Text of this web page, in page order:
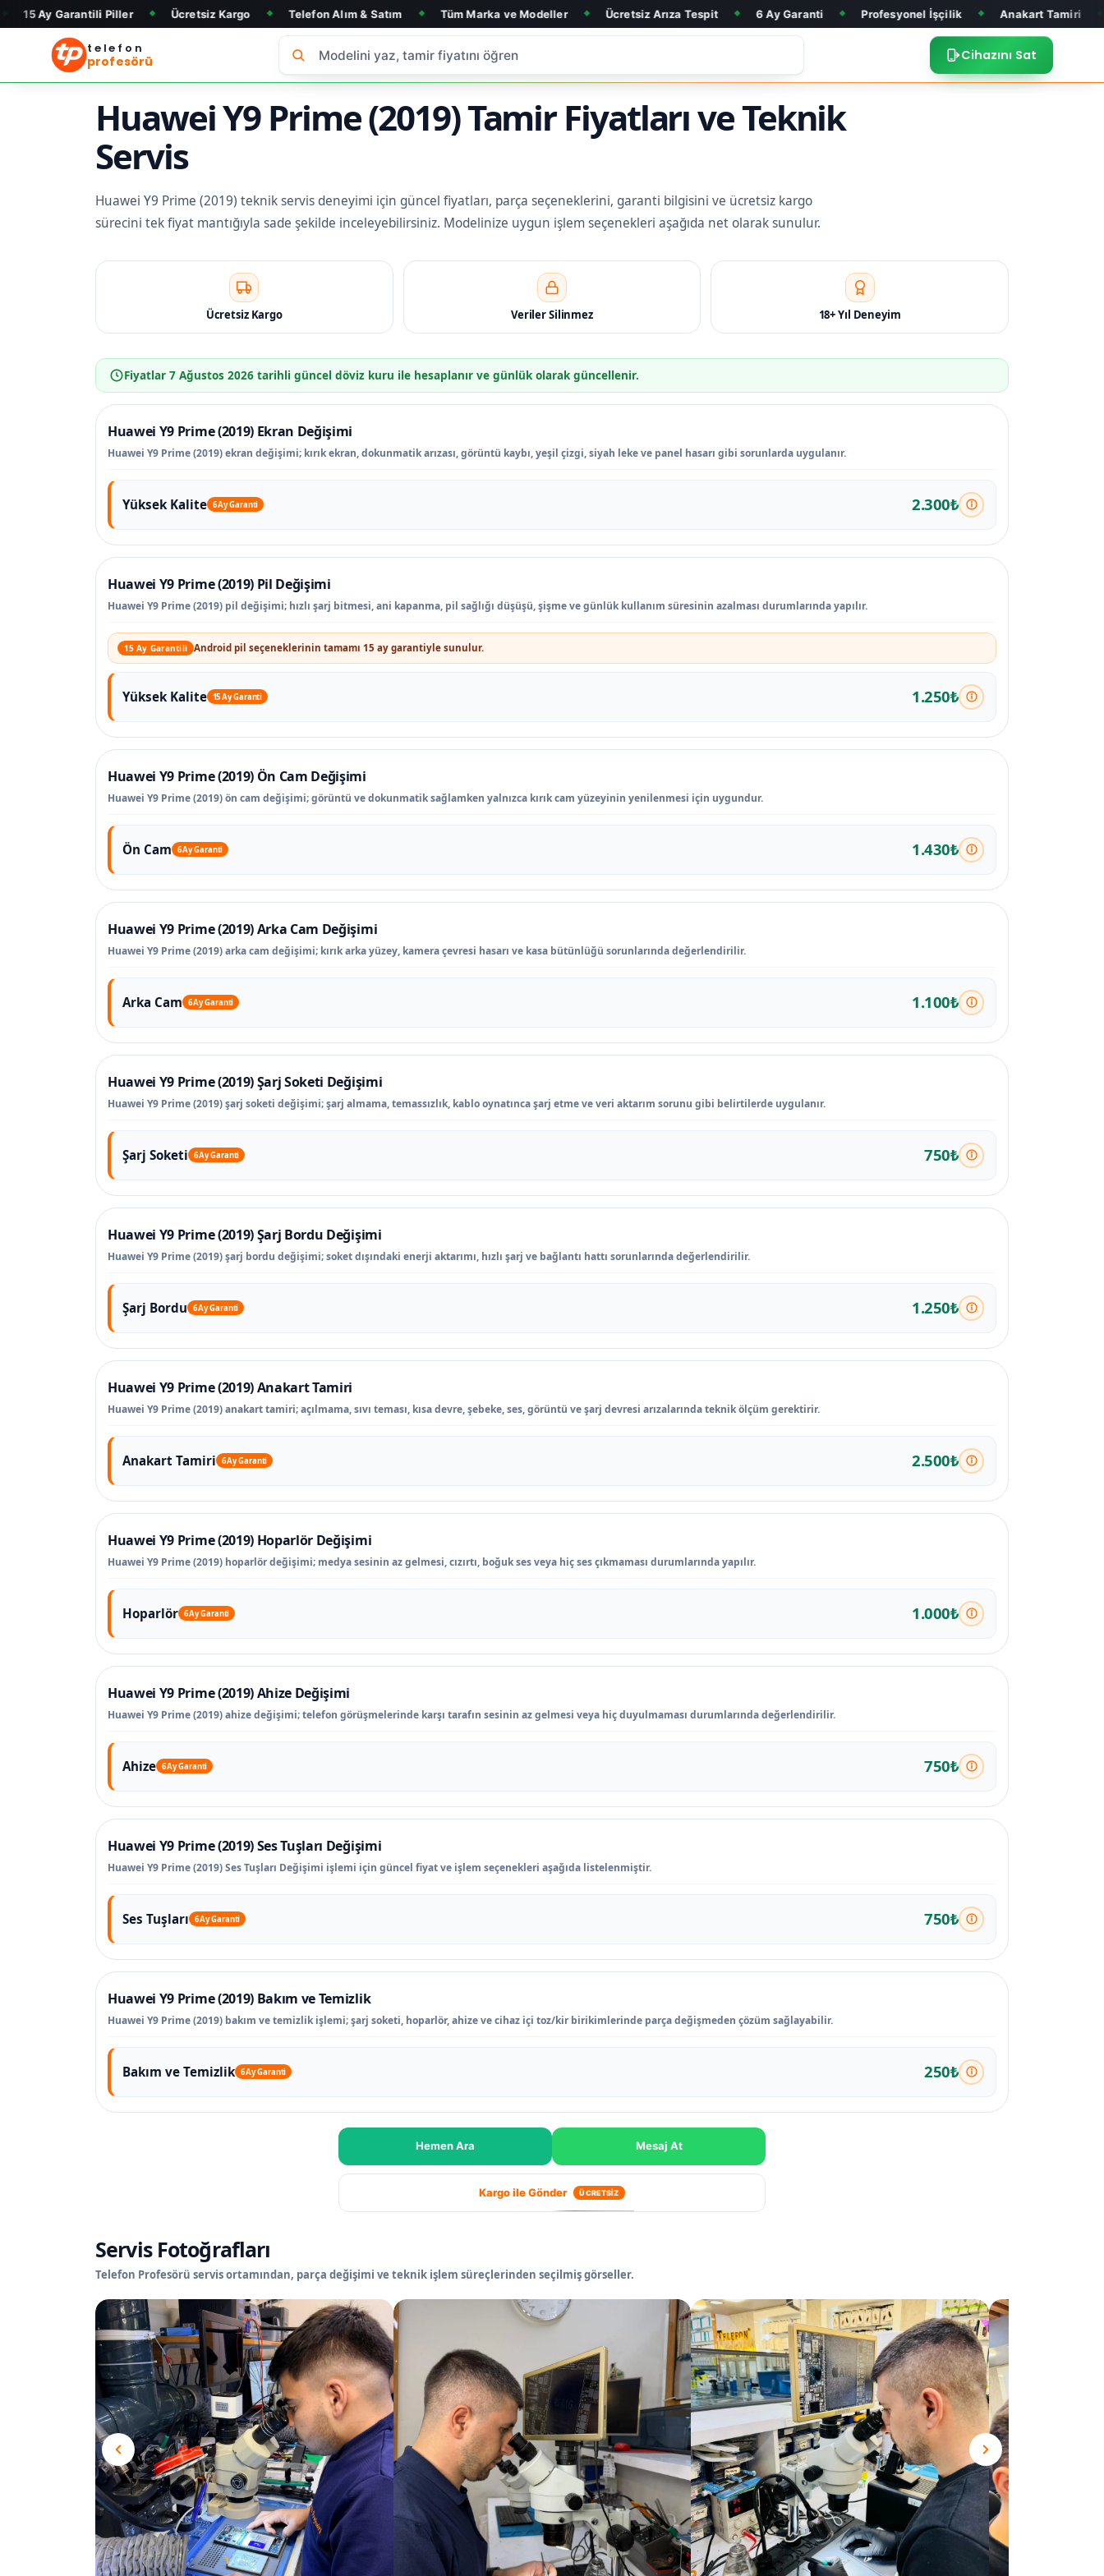
Piller ◆ Ücretsiz Kargo ◆ Telefon Alım & Satım ◆ Tüm Marka ve Modeller ◆ Ücretsiz Arıza Tespit ◆ 6 Ay Garanti ◆ Profesyonel İşçilik ◆ Anakart Tamiri ◆ Ön ve
telefon
profesörü Cihazını Sat
Huawei Y9 Prime (2019) Tamir Fiyatları ve Teknik
Servis
Huawei Y9 Prime (2019) teknik servis deneyimi için güncel fiyatları, parça seçeneklerini, garanti bilgisini ve ücretsiz kargo
sürecini tek fiyat mantığıyla sade şekilde inceleyebilirsiniz. Modelinize uygun işlem seçenekleri aşağıda net olarak sunulur.
Ücretsiz Kargo Veriler Silinmez 18+ Yıl Deneyim
Fiyatlar 7 Ağustos 2026 tarihli güncel döviz kuru ile hesaplanır ve günlük olarak güncellenir.
Huawei Y9 Prime (2019) Ekran Değişimi
Huawei Y9 Prime (2019) ekran değişimi; kırık ekran, dokunmatik arızası, görüntü kaybı, yeşil çizgi, siyah leke ve panel hasarı gibi sorunlarda uygulanır.
Yüksek Kalite 6 Ay Garanti 2.300₺
Huawei Y9 Prime (2019) Pil Değişimi
Huawei Y9 Prime (2019) pil değişimi; hızlı şarj bitmesi, ani kapanma, pil sağlığı düşüşü, şişme ve günlük kullanım süresinin azalması durumlarında yapılır.
15 Ay Garantili Android pil seçeneklerinin tamamı 15 ay garantiyle sunulur.
Yüksek Kalite 15 Ay Garanti 1.250₺
Huawei Y9 Prime (2019) Ön Cam Değişimi
Huawei Y9 Prime (2019) ön cam değişimi; görüntü ve dokunmatik sağlamken yalnızca kırık cam yüzeyinin yenilenmesi için uygundur.
Ön Cam 6 Ay Garanti 1.430₺
Huawei Y9 Prime (2019) Arka Cam Değişimi
Huawei Y9 Prime (2019) arka cam değişimi; kırık arka yüzey, kamera çevresi hasarı ve kasa bütünlüğü sorunlarında değerlendirilir.
Arka Cam 6 Ay Garanti 1.100₺
Huawei Y9 Prime (2019) Şarj Soketi Değişimi
Huawei Y9 Prime (2019) şarj soketi değişimi; şarj almama, temassızlık, kablo oynatınca şarj etme ve veri aktarım sorunu gibi belirtilerde uygulanır.
Şarj Soketi 6 Ay Garanti 750₺
Huawei Y9 Prime (2019) Şarj Bordu Değişimi
Huawei Y9 Prime (2019) şarj bordu değişimi; soket dışındaki enerji aktarımı, hızlı şarj ve bağlantı hattı sorunlarında değerlendirilir.
Şarj Bordu 6 Ay Garanti 1.250₺
Huawei Y9 Prime (2019) Anakart Tamiri
Huawei Y9 Prime (2019) anakart tamiri; açılmama, sıvı teması, kısa devre, şebeke, ses, görüntü ve şarj devresi arızalarında teknik ölçüm gerektirir.
Anakart Tamiri 6 Ay Garanti 2.500₺
Huawei Y9 Prime (2019) Hoparlör Değişimi
Huawei Y9 Prime (2019) hoparlör değişimi; medya sesinin az gelmesi, cızırtı, boğuk ses veya hiç ses çıkmaması durumlarında yapılır.
Hoparlör 6 Ay Garanti 1.000₺
Huawei Y9 Prime (2019) Ahize Değişimi
Huawei Y9 Prime (2019) ahize değişimi; telefon görüşmelerinde karşı tarafın sesinin az gelmesi veya hiç duyulmaması durumlarında değerlendirilir.
Ahize 6 Ay Garanti 750₺
Huawei Y9 Prime (2019) Ses Tuşları Değişimi
Huawei Y9 Prime (2019) Ses Tuşları Değişimi işlemi için güncel fiyat ve işlem seçenekleri aşağıda listelenmiştir.
Ses Tuşları 6 Ay Garanti 750₺
Huawei Y9 Prime (2019) Bakım ve Temizlik
Huawei Y9 Prime (2019) bakım ve temizlik işlemi; şarj soketi, hoparlör, ahize ve cihaz içi toz/kir birikimlerinde parça değişmeden çözüm sağlayabilir.
Bakım ve Temizlik 6 Ay Garanti 250₺
Hemen Ara Mesaj At
Kargo ile Gönder ÜCRETSİZ
Servis Fotoğrafları
Telefon Profesörü servis ortamından, parça değişimi ve teknik işlem süreçlerinden seçilmiş görseller.